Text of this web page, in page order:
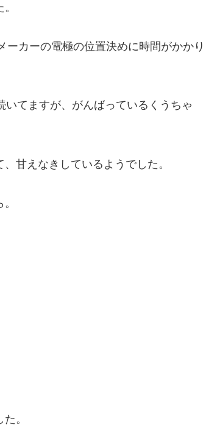
カーの電極の位置決めに時間がかかり
てますが、がんばっているくうちゃ
甘えなきしているようでした。
。